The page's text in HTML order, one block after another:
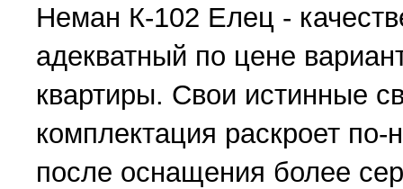
Неман К-102 Елец -
адекватный по цене
квартиры. Свои истинные
комплектация раскроет
после оснащения более